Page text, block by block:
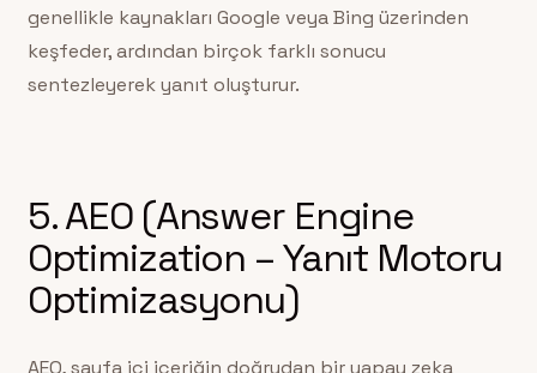
genellikle kaynakları Google veya Bing üzerinden
keşfeder, ardından birçok farklı sonucu
sentezleyerek yanıt oluşturur.
5. AEO (Answer Engine
Optimization – Yanıt Motoru
Optimizasyonu)
AEO, sayfa içi içeriğin doğrudan bir yapay zeka